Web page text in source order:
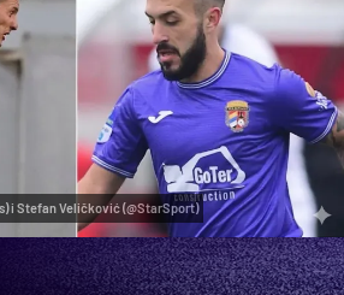
i Stefan Veličković (@StarSport)